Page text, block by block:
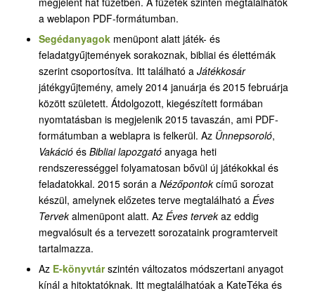
a weblapon PDF-formátumban.
Segédanyagok menüpont alatt játék- és
feladatgyűjtemények sorakoznak, bibliai és élettémák
szerint csoportosítva. Itt található a Játékkosár
játékgyűjtemény, amely 2014 januárja és 2015 februárja
között született. Átdolgozott, kiegészített formában
nyomtatásban is megjelenik 2015 tavaszán, ami PDF-
formátumban a weblapra is felkerül. Az Ünnepsoroló,
Vakációés Bibliai lapozgató anyaga heti
rendszerességgel folyamatosan bővül új játékokkal és
feladatokkal. 2015 során a Nézőpontokcímű sorozat
készül, amelynek előzetes terve megtalálható a Éves
Tervekalmenüpont alatt. Az Éves tervekaz eddig
megvalósult és a tervezett sorozataink programterveit
tartalmazza.
Az E-könyvtárszintén változatos módszertani anyagot
kínál a hitoktatóknak. Itt megtalálhatóak a KateTéka és